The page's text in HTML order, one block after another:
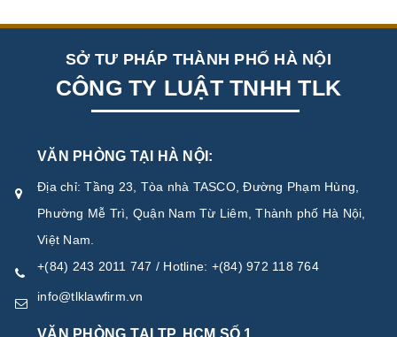
SỞ TƯ PHÁP THÀNH PHỐ HÀ NỘI
CÔNG TY LUẬT TNHH TLK
VĂN PHÒNG TẠI HÀ NỘI:
Địa chỉ: Tầng 23, Tòa nhà TASCO, Đường Phạm Hùng,
Phường Mễ Trì, Quận Nam Từ Liêm, Thành phố Hà Nội,
Việt Nam.
+(84) 243 2011 747 / Hotline: +(84) 972 118 764
info@tlklawfirm.vn
VĂN PHÒNG TẠI TP. HCM SỐ 1